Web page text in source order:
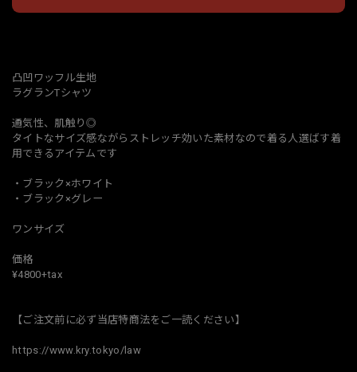
凸凹ワッフル生地
ラグランTシャツ
通気性、肌触り◎
タイトなサイズ感ながらストレッチ効いた素材なので着る人選ばす着
用できるアイテムです
・ブラック×ホワイト
・ブラック×グレー
ワンサイズ
価格
¥4800+tax
【ご注文前に必ず当店特商法をご一読ください】
https://www.kry.tokyo/law